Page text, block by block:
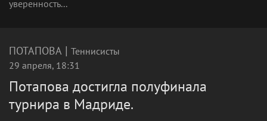
уверенность...
ПОТАПОВА | Теннисисты
29 апреля, 18:31
Потапова достигла полуфинала
турнира в Мадриде.